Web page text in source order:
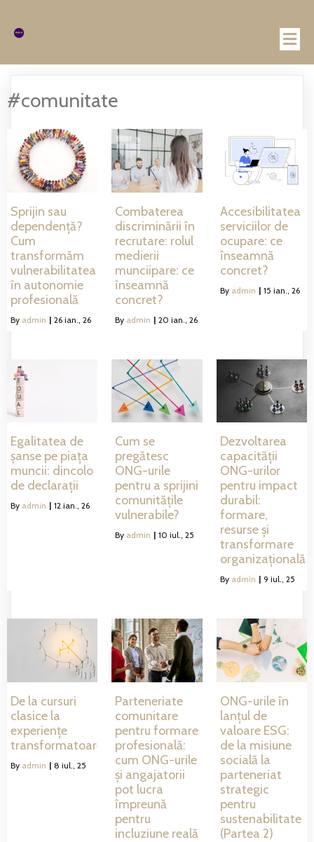
#comunitate
Sprijin sau
dependență?
Cum
transformăm
vulnerabilitatea
în autonomie
profesională
By admin | 26 ian., 26
Combaterea
discriminării în
recrutare: rolul
medierii
munciipare: ce
înseamnă
concret?
By admin | 20 ian., 26
Accesibilitatea
serviciilor de
ocupare: ce
înseamnă
concret?
By admin | 15 ian., 26
Egalitatea de
șanse pe piața
muncii: dincolo
de declarații
By admin | 12 ian., 26
Cum se
pregătesc
ONG-urile
pentru a sprijini
comunitățile
vulnerabile?
By admin | 10 iul., 25
Dezvoltarea
capacității
ONG-urilor
pentru impact
durabil:
formare,
resurse și
transformare
organizațională
By admin | 9 iul., 25
De la cursuri
clasice la
experiențe
transformatoare
By admin | 8 iul., 25
Parteneriate
comunitare
pentru formare
profesională:
cum ONG-urile
și angajatorii
pot lucra
împreună
pentru
incluziune reală
ONG-urile în
lanțul de
valoare ESG:
de la misiune
socială la
parteneriat
strategic
pentru
sustenabilitate
(Partea 2)